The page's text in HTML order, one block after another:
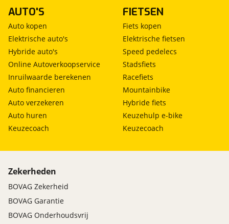
AUTO'S
Auto kopen
Elektrische auto's
Hybride auto's
Online Autoverkoopservice
Inruilwaarde berekenen
Auto financieren
Auto verzekeren
Auto huren
Keuzecoach
FIETSEN
Fiets kopen
Elektrische fietsen
Speed pedelecs
Stadsfiets
Racefiets
Mountainbike
Hybride fiets
Keuzehulp e-bike
Keuzecoach
Zekerheden
BOVAG Zekerheid
BOVAG Garantie
BOVAG Onderhoudsvrij